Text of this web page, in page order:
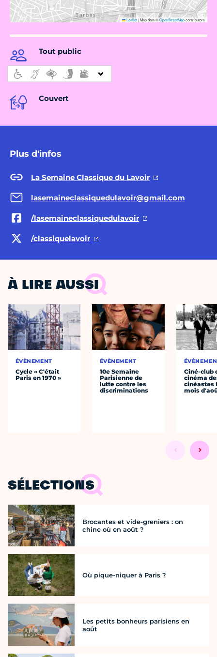
Leaflet|Map data ©OpenStreetMapcontributors
Tout public
Couvert
Plus d'infos
La Semaine Classique du Lavoir
lasemaineclassiquedulavoir@gmail.com
/lasemaineclassiquedulavoir
/classiquelavoir
À LIRE AUSSI
ÉVÈNEMENT
Cycle « C'était
Paris en 1970 »
ÉVÈNEMENT
10e Semaine
Parisienne de
lutte contre les
discriminations
Ciné-club
cinéma
cinéastes
mois
SÉLECTIONS
Brocantes et vide-greniers : on
chine où en août ?
Où pique-niquer à Paris ?
Les petits bonheurs parisiens en
août